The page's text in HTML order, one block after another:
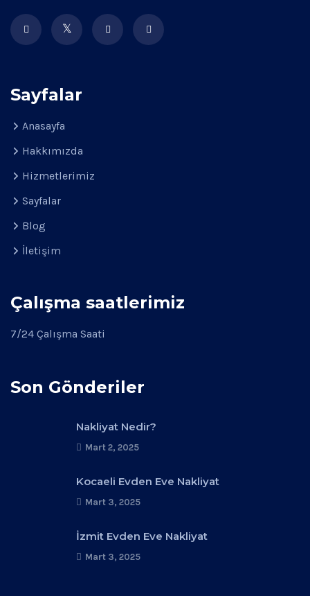
Sayfalar
Anasayfa
Hakkımızda
Hizmetlerimiz
Sayfalar
Blog
İletişim
Çalışma saatlerimiz
7/24 Çalışma Saati
Son Gönderiler
Nakliyat Nedir?
Mart 2, 2025
Kocaeli Evden Eve Nakliyat
Mart 3, 2025
İzmit Evden Eve Nakliyat
Mart 3, 2025